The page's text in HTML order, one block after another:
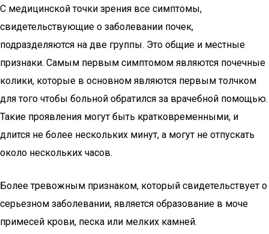
С медицинской точки зрения все симптомы,
свидетельствующие о заболевании почек,
подразделяются на две группы. Это общие и местные
признаки. Самым первым симптомом являются почечные
колики, которые в основном являются первым толчком
для того чтобы больной обратился за врачебной помощью.
Такие проявления могут быть кратковременными, и
длится не более нескольких минут, а могут не отпускать
около нескольких часов.
Более тревожным признаком, который свидетельствует о
серьезном заболевании, является образование в моче
примесей крови, песка или мелких камней.